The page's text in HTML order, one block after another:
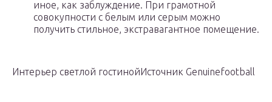
иное, как заблуждение. При грамотной
совокупности с белым или серым можно
получить стильное, экстравагантное помещение.
Интерьер светлой гостинойИсточник Genuinefootball